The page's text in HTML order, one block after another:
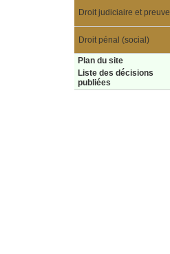
Droit judiciaire et preuve
Droit pénal (social)
Plan du site
Liste des décisions
publiées